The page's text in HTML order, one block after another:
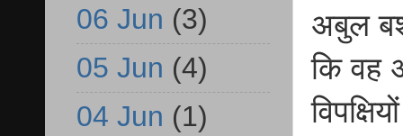
अबुल
कि वह
06 Jun (3)
05 Jun (4)
04 Jun (1)